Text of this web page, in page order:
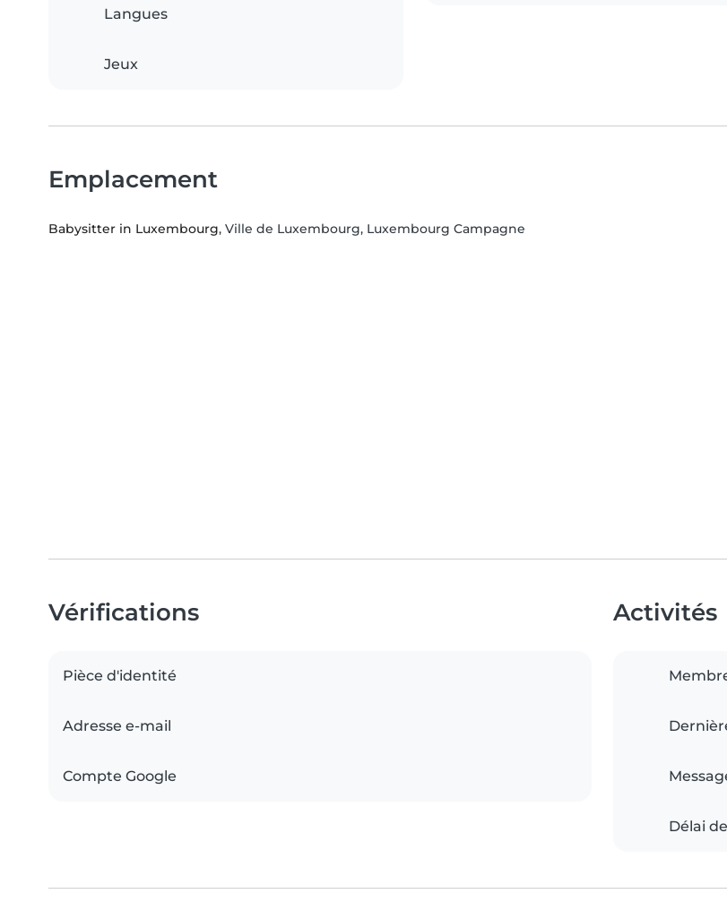
Langues
Jeux
Emplacement
Babysitter in Luxembourg, Ville de Luxembourg, Luxembourg Campagne
Vérifications
Pièce d'identité
Adresse e-mail
Compte Google
Activités
Délai